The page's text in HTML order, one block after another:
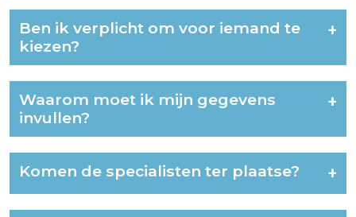
Ben ik verplicht om voor iemand te
kiezen?
+
Waarom moet ik mijn gegevens
invullen?
+
Komen de specialisten ter plaatse? +